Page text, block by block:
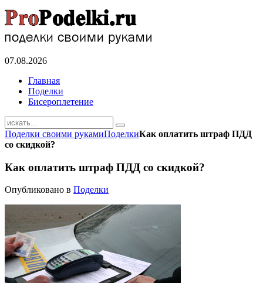
07.08.2026
Главная
Поделки
Бисероплетение
Поделки своими рукамиПоделкиКак оплатить штраф ПДД
со скидкой?
Как оплатить штраф ПДД со скидкой?
Опубликовано в Поделки